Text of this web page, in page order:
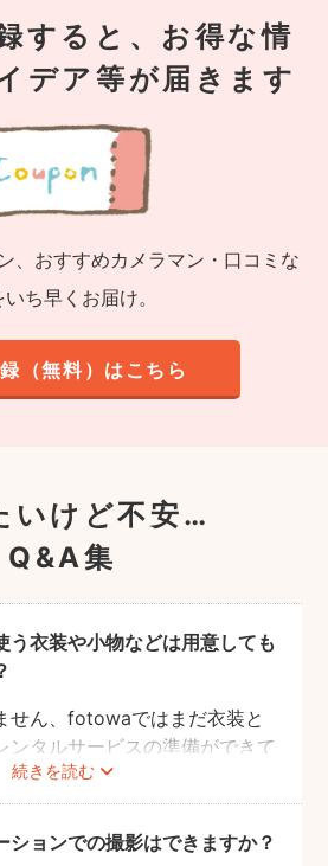
すると、お得な情
デア等が届きます
、おすすめカメラマン・口コミな
いち早くお届け。
（無料）はこちら
いけど不安…
Q&A集
う衣装や小物などは用意しても
続きを読む
せん、fotowaではまだ衣装と
ンタルサービスの準備ができて
で、お客様ご自身にご用意をお
ます。
ションでの撮影はできますか？